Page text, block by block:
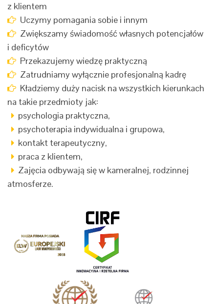
z klientem
Uczymy pomagania sobie i innym
Zwiększamy świadomość własnych potencjałów
i deficytów
Przekazujemy wiedzę praktyczną
Zatrudniamy wyłącznie profesjonalną kadrę
Kładziemy duży nacisk na wszystkich kierunkach
na takie przedmioty jak:
psychologia praktyczna,
psychoterapia indywidualna i grupowa,
kontakt terapeutyczny,
praca z klientem,
Zajęcia odbywają się w kameralnej, rodzinnej
atmosferze.